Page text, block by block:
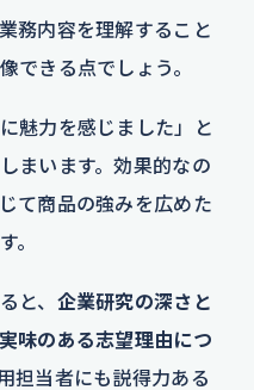
務内容を理解すること
できる点でしょう。
魅力を感じました」と
まいます。効果的なの
て商品の強みを広めた
。
と、 企業研究の深さと
味のある志望理由につ
担当者にも説得力ある